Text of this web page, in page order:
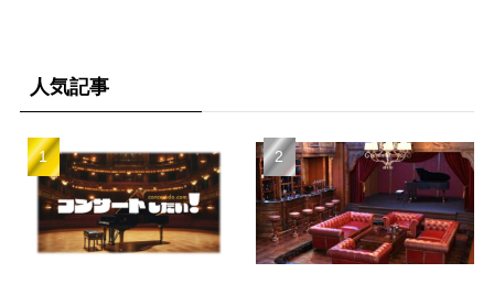
人気記事